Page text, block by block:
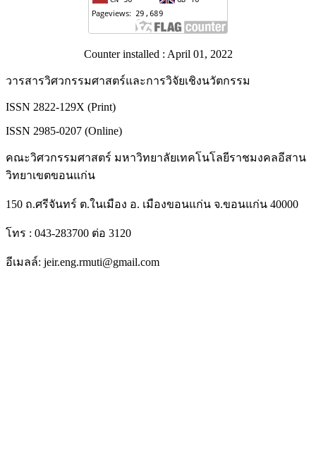
Counter installed : April 01, 2022
วารสารวิศวกรรมศาสตร์และการวิจัยเชิงนวัตกรรม
ISSN 2822-129X (Print)
ISSN 2985-0207 (Online)
คณะวิศวกรรมศาสตร์ มหาวิทยาลัยเทคโนโลยีราชมงคลอีสาน
วิทยาเขตขอนแก่น
150 ถ.ศรีจันทร์ ต.ในเมือง อ. เมืองขอนแก่น จ.ขอนแก่น 40000
โทร : 043-283700 ต่อ 3120
อีเมลล์: jeir.eng.rmuti@gmail.com